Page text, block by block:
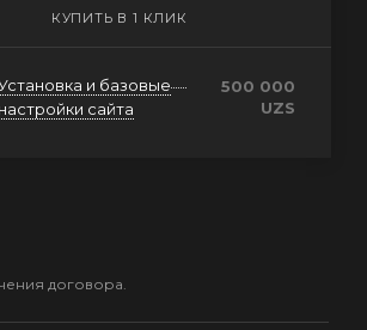
КУПИТЬ В 1 КЛИК
и базовые
настройки сайта
500 000
UZS
договора.